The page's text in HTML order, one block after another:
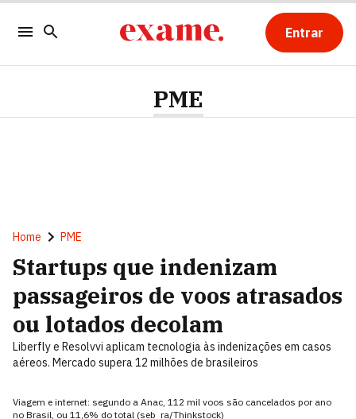
Entrar
PME
Home PME
Startups que indenizam
passageiros de voos atrasados
ou lotados decolam
Liberfly e Resolvvi aplicam tecnologia às indenizações em casos
aéreos. Mercado supera 12 milhões de brasileiros
Viagem e internet: segundo a Anac, 112 mil voos são cancelados por ano
no Brasil, ou 11,6% do total (seb_ra/Thinkstock)